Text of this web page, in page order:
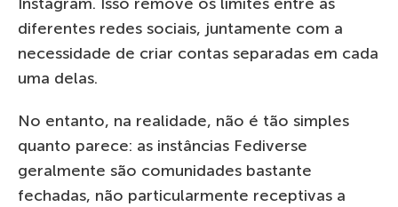
diferentes redes sociais, juntamente com a
necessidade de criar contas separadas em cada
uma delas.
No entanto, na realidade, não é tão simples
quanto parece: as instâncias Fediverse
geralmente são comunidades bastante
fechadas, não particularmente receptivas a